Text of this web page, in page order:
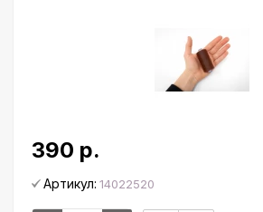
390 р.
Артикул: 14022520